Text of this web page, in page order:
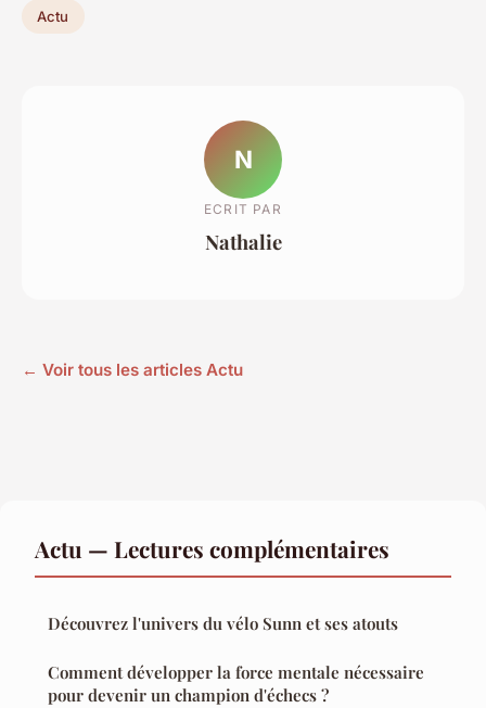
Actu
N
ECRIT PAR
Nathalie
← Voir tous les articles Actu
Actu — Lectures complémentaires
Découvrez l'univers du vélo Sunn et ses atouts
Comment développer la force mentale nécessaire
pour devenir un champion d'échecs ?